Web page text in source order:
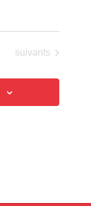
Évènements
suivants